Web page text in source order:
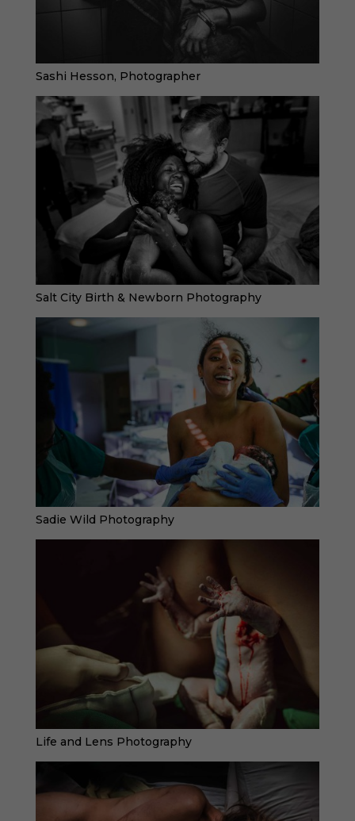
Sashi Hesson, Photographer
Salt City Birth & Newborn Photography
Sadie Wild Photography
Life and Lens Photography